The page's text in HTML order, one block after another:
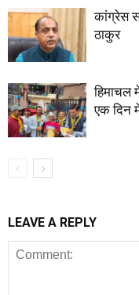
कांग्रेस
ठाकुर
हिमाचल
एक दिन
LEAVE A REPLY